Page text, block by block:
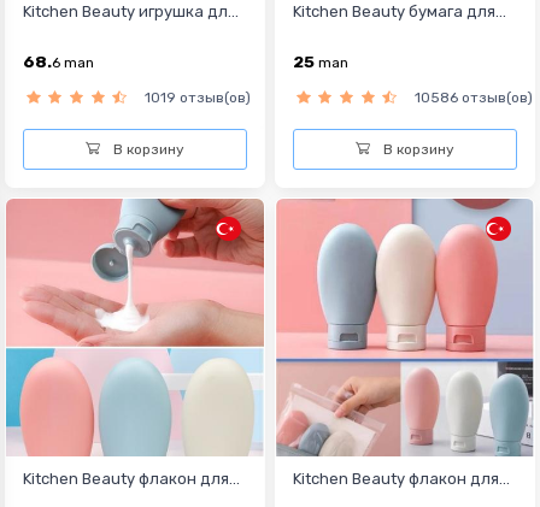
Kitchen Beauty игрушка дл...
68.6 man
1019 отзыв(ов)
В корзину
Kitchen Beauty бумага для...
25 man
10586 отзыв(ов)
В корзину
Kitchen Beauty флакон для... Kitchen Beauty флакон для...